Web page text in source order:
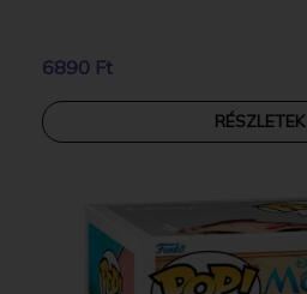
6890 Ft
RÉSZLETEK